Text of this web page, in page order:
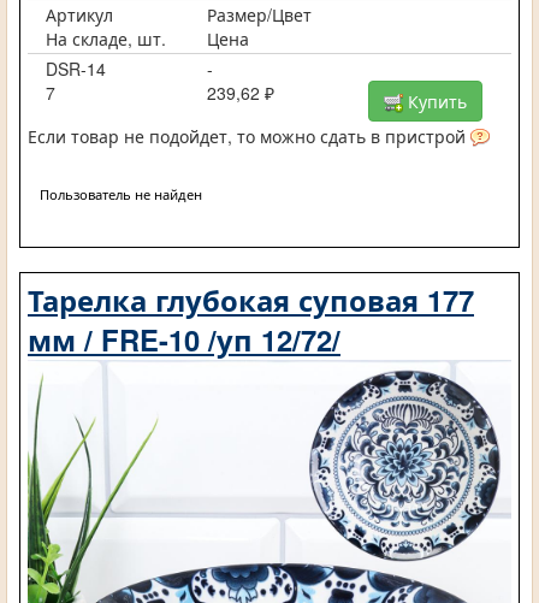
Артикул
Размер/Цвет
На складе, шт.
Цена
DSR-14
-
7
239,62 ₽
Купить
Если товар не подойдет, то можно сдать в пристрой
Пользователь не найден
Тарелка глубокая суповая 177
мм / FRE-10 /уп 12/72/